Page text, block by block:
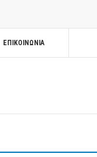
ΕΠΙΚΟΙΝΩΝΊΑ